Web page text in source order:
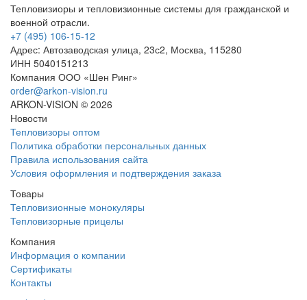
Тепловизиоры и тепловизионные системы для гражданской и
военной отрасли.
+7 (495) 106-15-12
Адрес: Автозаводская улица, 23с2, Москва, 115280
ИНН 5040151213
Компания ООО «Шен Ринг»
order@arkon-vision.ru
ARKON-VISION © 2026
Новости
Тепловизоры оптом
Политика обработки персональных данных
Правила использования сайта
Условия оформления и подтверждения заказа
Товары
Тепловизионные монокуляры
Тепловизорные прицелы
Компания
Информация о компании
Сертификаты
Контакты